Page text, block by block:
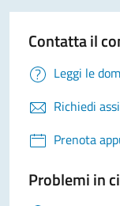
Contatta il
Leggi le
Richiedi
Prenota
Problemi in